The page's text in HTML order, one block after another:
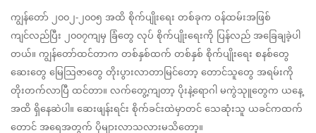
ကျွန်တော် ၂၀၀၂-၂၀၀၅ အထိ စိုက်ပျိုးရေး တစ်ခုက ဝန်ထမ်းအဖြစ်
ကျင်လည်ပြီး ၂၀၀၇ကျမှ ခြံတွေ လုပ် စိုက်ပျိုးရေးကို ပြန်လည် အခြေချခဲ့ပါ
တယ်။ ကျွန်တော်ထင်တာက တစ်နှစ်ထက် တစ်နှစ် စိုက်ပျိုးရေး စနစ်တွေ
ဆေးတွေ မြေသြဇာတွေ တိုးပွားလာတာမြင်တော့ တောင်သူတွေ အရမ်းကို
တိုးတက်လာပြီ ထင်တာ။ လက်တွေ့ကျတာ့ ပိုးနဲ့ရောဂါ မကွဲသုူတွေက ယနေ့
အထိ ရှိနေဆဲပါ။ ဆေးဖျန်းရင်း စိုက်ခင်းထဲမှာတင် သေဆုံးသူ ယခင်ကထက်
တောင် အရေအတွက် ပိုများလာသလားမသိတော့။